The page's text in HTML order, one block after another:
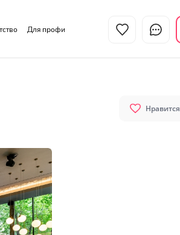
Для профи
Нравится